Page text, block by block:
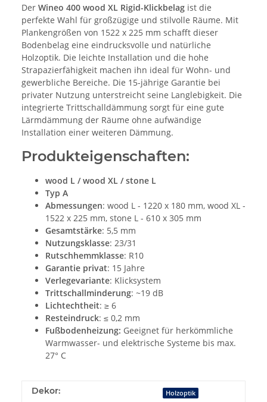
Der Wineo 400 wood XL Rigid-Klickbelag ist die
perfekte Wahl für großzügige und stilvolle Räume. Mit
Plankengrößen von 1522 x 225 mm schafft dieser
Bodenbelag eine eindrucksvolle und natürliche
Holzoptik. Die leichte Installation und die hohe
Strapazierfähigkeit machen ihn ideal für Wohn- und
gewerbliche Bereiche. Die 15-jährige Garantie bei
privater Nutzung unterstreicht seine Langlebigkeit. Die
integrierte Trittschalldämmung sorgt für eine gute
Lärmdämmung der Räume ohne aufwändige
Installation einer weiteren Dämmung.
Produkteigenschaften:
wood L / wood XL / stone L
Typ A
Abmessungen: wood L - 1220 x 180 mm, wood XL -
1522 x 225 mm, stone L - 610 x 305 mm
Gesamtstärke: 5,5 mm
Nutzungsklasse: 23/31
Rutschhemmklasse: R10
Garantie privat: 15 Jahre
Verlegevariante: Klicksystem
Trittschallminderung: ~19 dB
Lichtechtheit: ≥ 6
Resteindruck: ≤ 0,2 mm
Fußbodenheizung: Geeignet für herkömmliche
Warmwasser- und elektrische Systeme bis max.
27° C
Dekor: Holzoptik